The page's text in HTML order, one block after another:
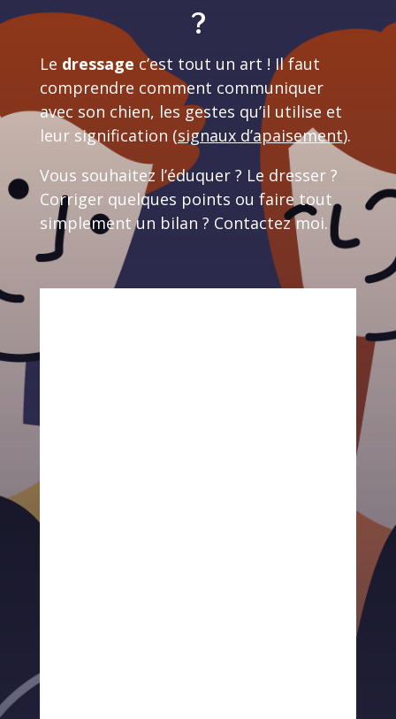
?
Le dressage c’est tout un art ! Il faut
comprendre comment communiquer
avec son chien, les gestes qu’il utilise et
leur signification (signaux d’apaisement).
Vous souhaitez l’éduquer ? Le dresser ?
Corriger quelques points ou faire tout
simplement un bilan ? Contactez moi.